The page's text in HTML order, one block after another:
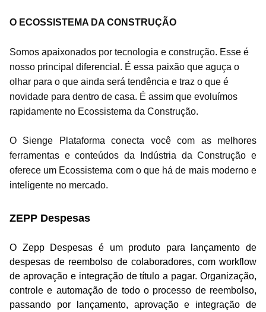
O ECOSSISTEMA DA CONSTRUÇÃO
Somos apaixonados por tecnologia e construção. Esse é
nosso principal diferencial. É essa paixão que aguça o
olhar para o que ainda será tendência e traz o que é
novidade para dentro de casa. É assim que evoluímos
rapidamente no Ecossistema da Construção.
O Sienge Plataforma conecta você com as melhores
ferramentas e conteúdos da Indústria da Construção e
oferece um Ecossistema com o que há de mais moderno e
inteligente no mercado.
ZEPP Despesas
O Zepp Despesas é um produto para lançamento de
despesas de reembolso de colaboradores, com workflow
de aprovação e integração de título a pagar. Organização,
controle e automação de todo o processo de reembolso,
passando por lançamento, aprovação e integração de